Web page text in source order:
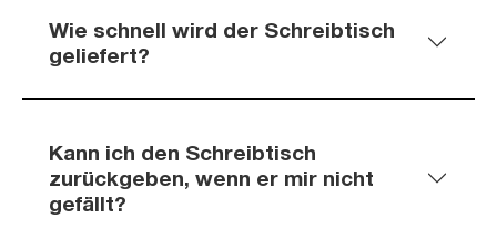
Wie schnell wird der Schreibtisch
geliefert?
Kann ich den Schreibtisch
zurückgeben, wenn er mir nicht
gefällt?